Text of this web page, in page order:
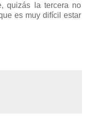
quizás la tercera no
es muy difícil estar